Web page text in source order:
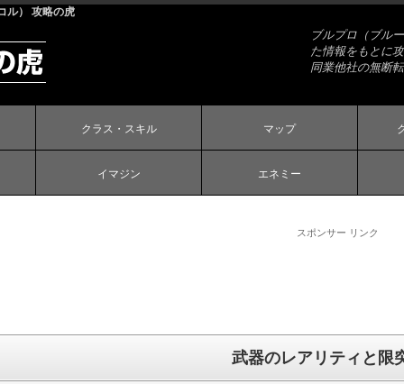
ル） 攻略の虎
ブルプロ（ブル
た情報をもとに
同業他社の無断
クラス・スキル マップ
イマジン エネミー
スポンサー リンク
武器のレアリティと限